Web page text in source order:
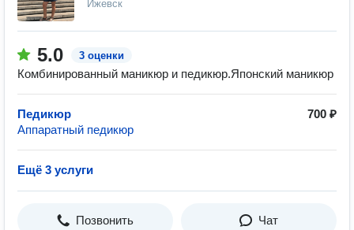
Ижевск
5.0 3 оценки
Комбинированный маникюр и педикюр.Японский маникюр
Педикюр
700 ₽
Аппаратный педикюр
Ещё 3 услуги
Позвонить Чат